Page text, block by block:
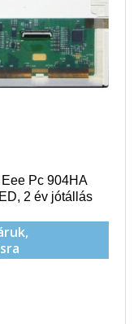
Pc 904HA
2 év jótállás